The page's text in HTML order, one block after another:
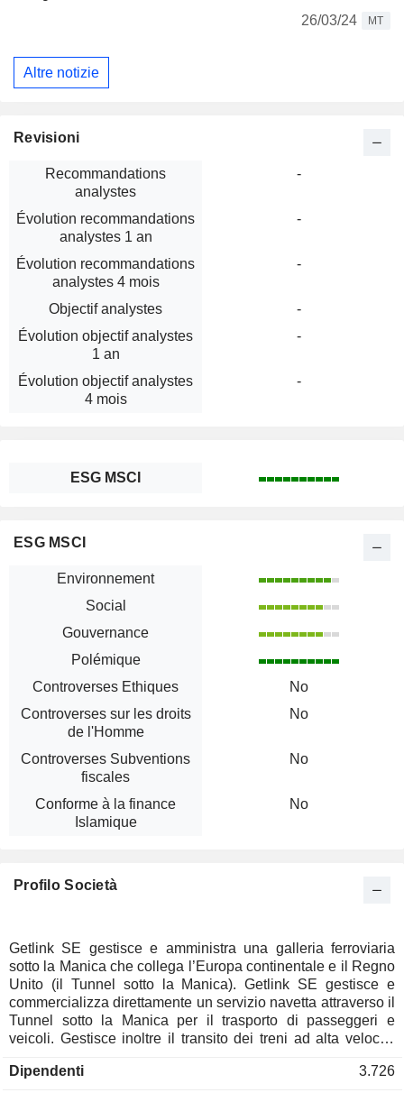
26/03/24
MT
Altre notizie
Revisioni
Recommandations
analystes
-
Évolution recommandations
analystes 1 an
-
Évolution recommandations
analystes 4 mois
-
Objectif analystes
-
Évolution objectif analystes
1 an
-
Évolution objectif analystes
4 mois
-
ESG MSCI
ESG MSCI
Environnement
Social
Gouvernance
Polémique
Controverses Ethiques
No
Controverses sur les droits
de l'Homme
No
Controverses Subventions
fiscales
No
Conforme à la finance
Islamique
No
Profilo Società
Getlink SE gestisce e amministra una galleria ferroviaria
sotto la Manica che collega l’Europa continentale e il Regno
Unito (il Tunnel sotto la Manica). Getlink SE gestisce e
commercializza direttamente un servizio navetta attraverso il
Tunnel sotto la Manica per il trasporto di passeggeri e
veicoli. Gestisce inoltre il transito dei treni ad alta velocità
operatori ferroviari attraverso il Tunnel sotto la Manica. Il
Dipendenti 3.726